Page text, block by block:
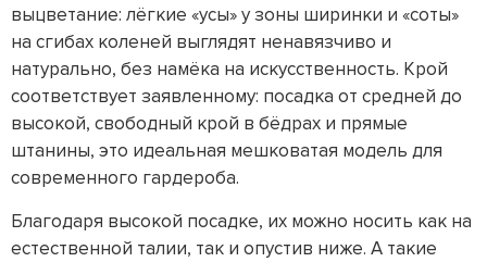
выцветание: лёгкие «усы» у зоны ширинки и «соты»
на сгибах коленей выглядят ненавязчиво и
натурально, без намёка на искусственность. Крой
соответствует заявленному: посадка от средней до
высокой, свободный крой в бёдрах и прямые
штанины, это идеальная мешковатая модель для
современного гардероба.
Благодаря высокой посадке, их можно носить как на
естественной талии, так и опустив ниже. А такие